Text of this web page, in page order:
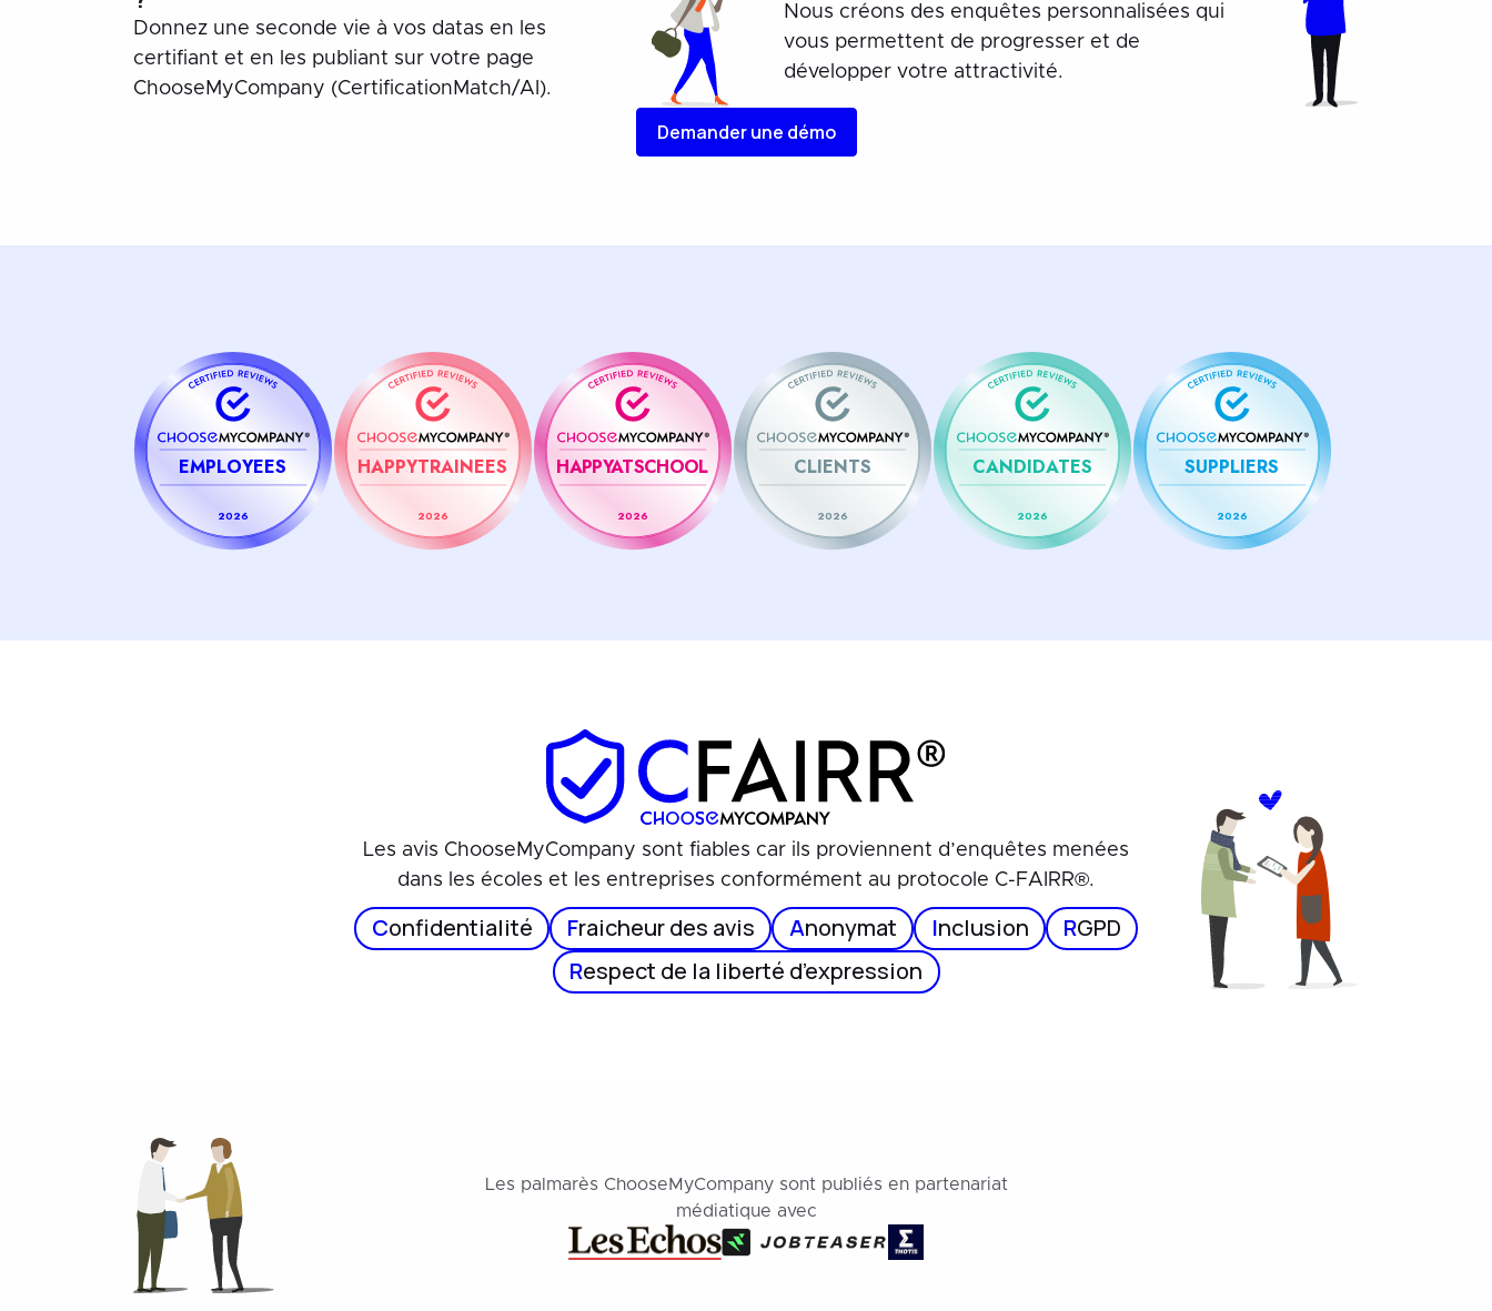
Donnez une seconde vie à vos datas en les
certifiant et en les publiant sur votre page
ChooseMyCompany (CertificationMatch/AI).
Nous créons des enquêtes personnalisées qui
vous permettent de progresser et de
développer votre attractivité.
Demander une démo
EMPLOYEES
2026
HAPPYTRAINEES
2026
HAPPYATSCHOOL
2026
CLIENTS
2026
CANDIDATES
2026
SUPPLIERS
2026
Les avis ChooseMyCompany sont fiables car ils proviennent d’enquêtes menées
dans les écoles et les entreprises conformément au protocole C-FAIRR®.
Confidentialité Fraicheur des avis Anonymat Inclusion RGPD
Respect de la liberté d’expression
Les palmarès ChooseMyCompany sont publiés en partenariat
médiatique avec